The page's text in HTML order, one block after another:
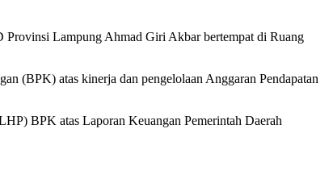
Lampung Ahmad Giri Akbar bertempat di Ruang
(BPK) atas kinerja dan pengelolaan Anggaran Pendapatan
BPK atas Laporan Keuangan Pemerintah Daerah